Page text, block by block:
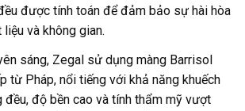
được tính toán để đảm bảo sự hài hòa
và không gian.
sáng, Zegal sử dụng màng Barrisol
từ Pháp, nổi tiếng với khả năng khuếch
đều, độ bền cao và tính thẩm mỹ vượt